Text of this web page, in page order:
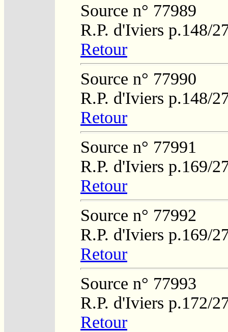
Source n° 77989
R.P. d'Iviers p.148/
Retour
Source n° 77990
R.P. d'Iviers p.148/
Retour
Source n° 77991
R.P. d'Iviers p.169/
Retour
Source n° 77992
R.P. d'Iviers p.169/
Retour
Source n° 77993
R.P. d'Iviers p.172/
Retour